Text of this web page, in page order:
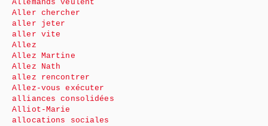
Allemands veulent
Aller chercher
aller jeter
aller vite
Allez
Allez Martine
Allez Nath
allez rencontrer
Allez-vous exécuter
alliances consolidées
Alliot-Marie
allocations sociales